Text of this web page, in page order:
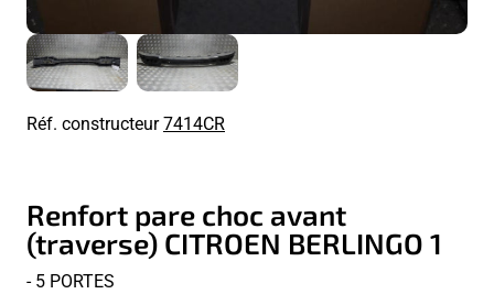
Réf. constructeur7414CR
Renfort pare choc avant
(traverse) CITROEN BERLINGO 1
- 5 PORTES